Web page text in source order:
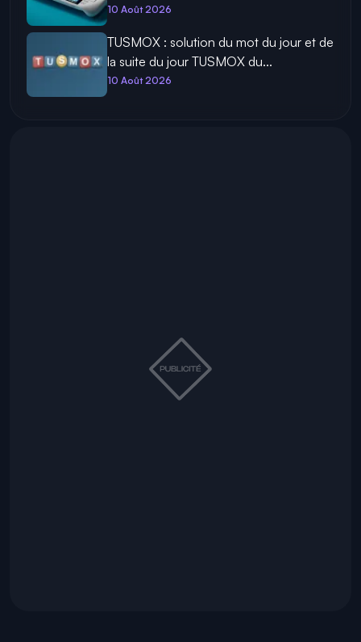
10 Août 2026
TUSMOX : solution du mot du jour et de
la suite du jour TUSMOX du...
10 Août 2026